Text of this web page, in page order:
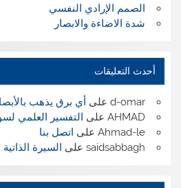
الصمم الإرادي النفسي
شدة الاضاءة والابصار
أحدث التعليقات
d-omarعلى أي برق يذهب
AHMADعلى التفسير العلمي
Ahmad-leعلى اتصل بنا
saidsabbaghعلى السيرة الذاتية